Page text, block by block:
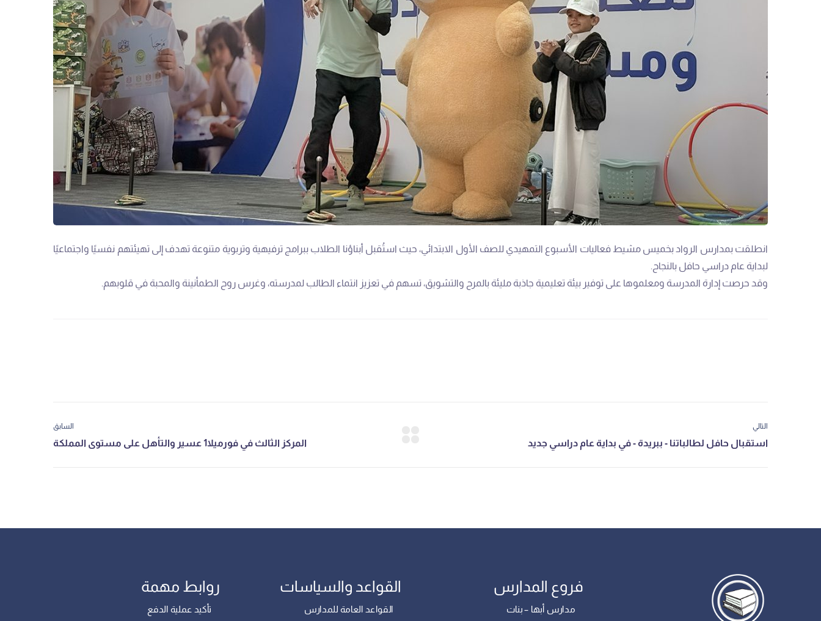
انطلقت بمدارس الرواد بخميس مشيط فعاليات الأسبوع التمهيدي للصف الأول الابتدائي، حيث استُقبل أبناؤنا الطلاب ببرامج ترفيهية وتربوية متنوعة تهدف إلى تهيئتهم نفسيًا واجتماعيًا
لبداية عام دراسي حافل بالنجاح.
وقد حرصت إدارة المدرسة ومعلموها على توفير بيئة تعليمية جاذبة مليئة بالمرح والتشويق، تسهم في تعزيز انتماء الطالب لمدرسته، وغرس روح الطمأنينة والمحبة في قلوبهم.
السابق التالي
فروع المدارس
مدارس أبها – بنات
القواعد والسياسات
القواعد العامة للمدارس
روابط مهمة
تأكيد عملية الدفع